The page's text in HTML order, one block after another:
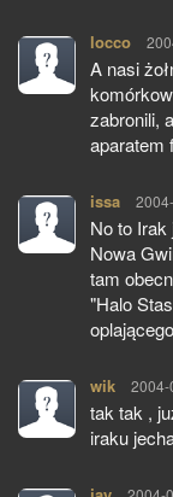
locco
A nasi
zabronili,
aparatem
issa pisze:
No to
Nowa
tam
"Halo
wik pisze:
2004-
tak tak ,
iraku